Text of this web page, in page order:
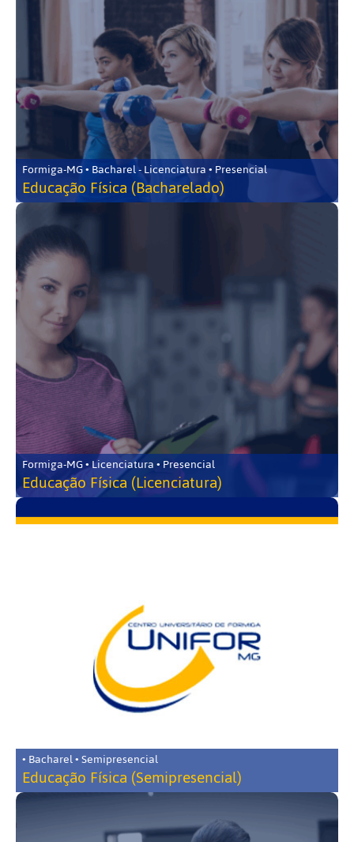
Formiga-MG • Bacharel - Licenciatura • Presencial
Educação Física (Bacharelado)
Formiga-MG • Licenciatura • Presencial
Educação Física (Licenciatura)
• Bacharel • Semipresencial
Educação Física (Semipresencial)